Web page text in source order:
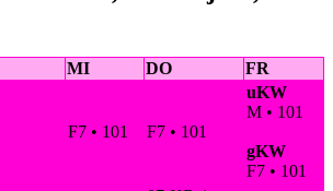
MI DO
FR
F7 • 101 F7 • 101
uKW
M • 101
gKW
F7 • 101